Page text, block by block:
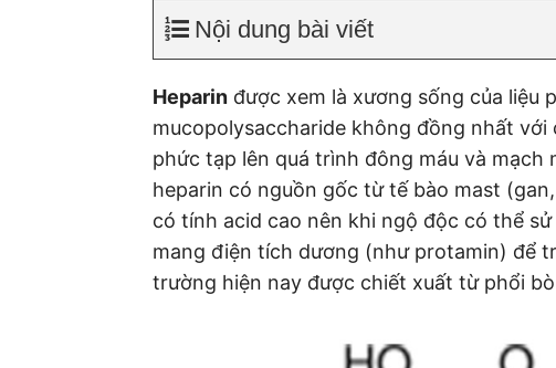
Nội dung bài viết
Heparin được xem là xương sống của liệu
mucopolysaccharide không đồng nhất với
phức tạp lên quá trình đông máu và mạch
heparin có nguồn gốc từ tế bào mast
có tính acid cao nên khi ngộ độc có thể
mang điện tích dương (như protamin) để
trường hiện nay được chiết xuất từ phổi